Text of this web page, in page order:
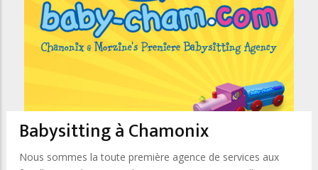
Babysitting à Chamonix
Nous sommes la toute première agence de services aux